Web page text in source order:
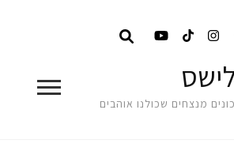
מנצחים שכולנו אוהבים